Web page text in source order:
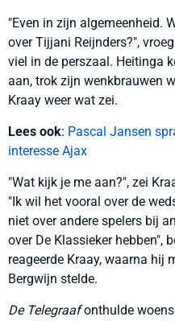
"Even in zijn algemeenheid.
over Tijjani Reijnders?",
viel in de perszaal. Heitinga
aan, trok zijn wenkbrauwen
Kraay weer wat zei.
Lees ook: Pascal Jansen
interesse Ajax
"Wat kijk je me aan?", zei
"Ik wil het vooral over de
niet over andere spelers bij
over De Klassieker hebben",
reageerde Kraay, waarna hij
Bergwijn stelde.
De Telegraafonthulde